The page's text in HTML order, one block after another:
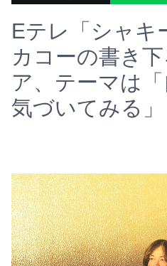
Eテレ「シャキ
カコーの書き
ア、テーマは
気づいてみる」